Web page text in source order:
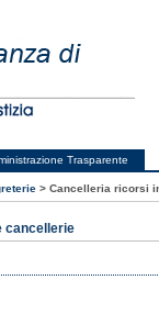
Trasparente
> Cancelleria ricorsi
cancellerie